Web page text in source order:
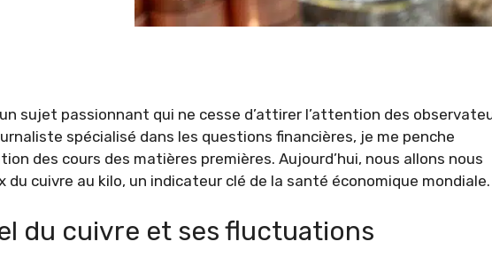
sujet passionnant qui ne cesse d’attirer l’attention des
spécialisé dans les questions financières, je me penche
des cours des matières premières. Aujourd’hui, nous allons nous
du cuivre au kilo, un indicateur clé de la santé économique mondiale.
du cuivre et ses fluctuations